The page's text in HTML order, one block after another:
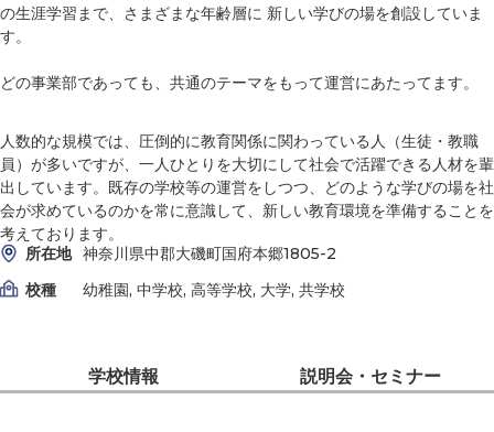
の生涯学習まで、さまざまな年齢層に 新しい学びの場を創設していま
す。
どの事業部であっても、共通のテーマをもって運営にあたってます。
人数的な規模では、圧倒的に教育関係に関わっている人（生徒・教職
員）が多いですが、一人ひとりを大切にして社会で活躍できる人材を輩
出しています。既存の学校等の運営をしつつ、どのような学びの場を社
会が求めているのかを常に意識して、新しい教育環境を準備することを
考えております。
所在地 神奈川県中郡大磯町国府本郷1805-2
校種
幼稚園, 中学校, 高等学校, 大学, 共学校
学校情報 説明会・セミナー